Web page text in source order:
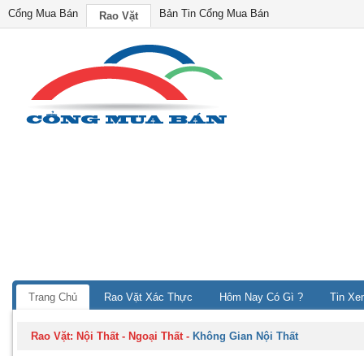
Cổng Mua Bán Rao Vặt Bản Tin Cổng Mua Bán
Trang Chủ Rao Vặt Xác Thực Hôm Nay Có Gì ? Tin
Rao Vặt: Nội Thất - Ngoại Thất- Không Gian Nội Thất